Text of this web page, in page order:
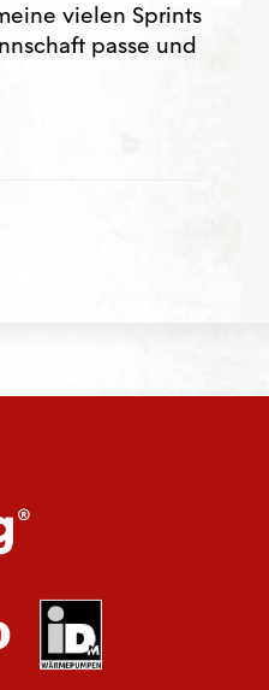
vielen Sprints
passe und